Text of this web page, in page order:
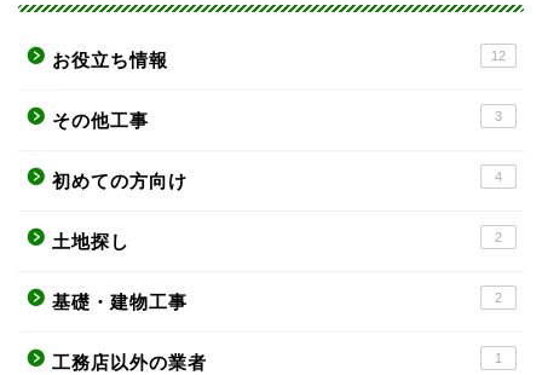
お役立ち情報 12
その他工事 3
初めての方向け 4
土地探し 2
基礎・建物工事 2
工務店以外の業者 1